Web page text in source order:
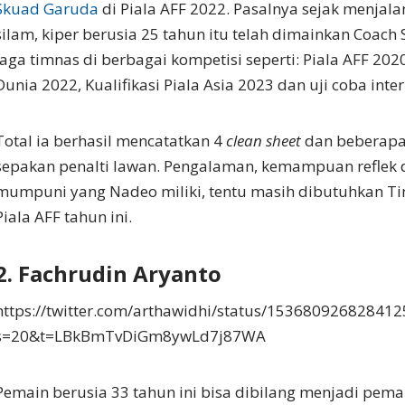
Garuda di Piala AFF 2022. Pasalnya sejak
kiper berusia 25 tahun itu telah dimainkan Coach
timnas di berbagai kompetisi seperti: Piala AFF
2022, Kualifikasi Piala Asia 2023 dan uji coba
ia berhasil mencatatkan 4clean sheetdan
penalti lawan. Pengalaman, kemampuan reflek
yang Nadeo miliki, tentu masih dibutuhkan
AFF tahun ini.
Fachrudin Aryanto
twitter.com/arthawidhi/status/
berusia 33 tahun ini bisa dibilang menjadi